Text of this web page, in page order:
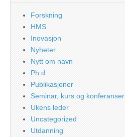
Forskning
HMS
Inovasjon
Nyheter
Nytt om navn
Ph.d
Publikasjoner
Seminar, kurs og konferanser
Ukens leder
Uncategorized
Utdanning